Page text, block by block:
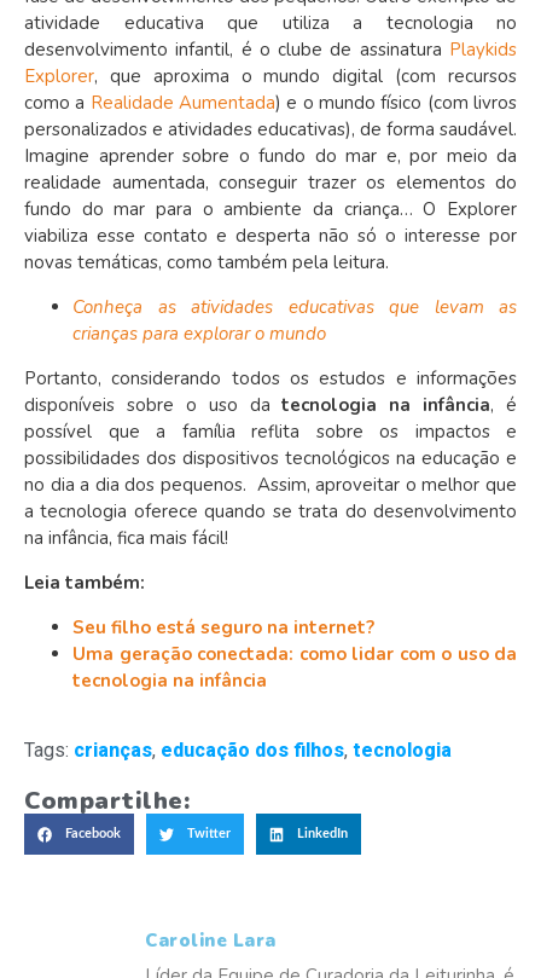
atividade educativa que utiliza a tecnologia no
desenvolvimento infantil, é o clube de assinatura Playkids
Explorer, que aproxima o mundo digital (com recursos
como a Realidade Aumentada) e o mundo físico (com livros
personalizados e atividades educativas), de forma saudável.
Imagine aprender sobre o fundo do mar e, por meio da
realidade aumentada, conseguir trazer os elementos do
fundo do mar para o ambiente da criança… O Explorer
viabiliza esse contato e desperta não só o interesse por
novas temáticas, como também pela leitura.
Conheça as atividades educativas que levam as
crianças para explorar o mundo
Portanto, considerando todos os estudos e informações
disponíveis sobre o uso datecnologia na infância, é
possível que a família reflita sobre os impactos e
possibilidades dos dispositivos tecnológicos na educação e
no dia a dia dos pequenos. Assim, aproveitar o melhor que
a tecnologia oferece quando se trata do desenvolvimento
na infância, fica mais fácil!
Leia também:
Seu filho está seguro na internet?
Uma geração conectada: como lidar com o uso da
tecnologia na infância
Tags: crianças, educação dos filhos, tecnologia
Compartilhe:
Facebook Twitter LinkedIn
Caroline Lara